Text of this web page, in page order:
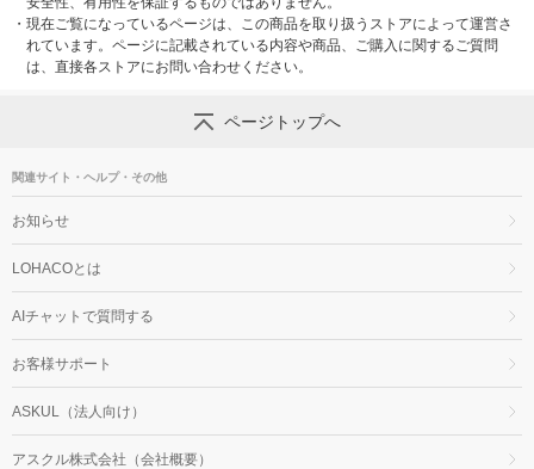
・ 現在ご覧になっているページは、この商品を取り扱うストアによって運営さ
れています。ページに記載されている内容や商品、ご購入に関するご質問
は、直接各ストアにお問い合わせください。
ページトップへ
関連サイト・ヘルプ・その他
お知らせ
LOHACOとは
AIチャットで質問する
お客様サポート
ASKUL（法人向け）
アスクル株式会社（会社概要）